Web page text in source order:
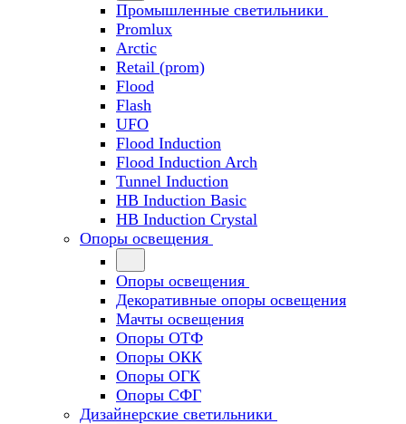
Промышленные светильники
Promlux
Arctic
Retail (prom)
Flood
Flash
UFO
Flood Induction
Flood Induction Arch
Tunnel Induction
HB Induction Basic
HB Induction Crystal
Опоры освещения
Опоры освещения
Декоративные опоры освещения
Мачты освещения
Опоры ОТФ
Опоры ОКК
Опоры ОГК
Опоры СФГ
Дизайнерские светильники